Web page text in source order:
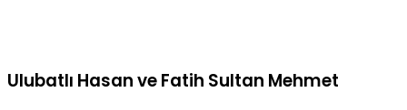
Ulubatlı Hasan ve Fatih Sultan Mehmet